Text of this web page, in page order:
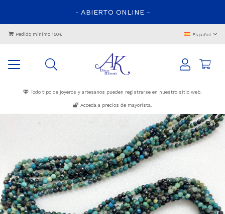
- ABIERTO ONLINE -
Pedido mínimo 150€ Español
Todo tipo de joyeros y artesanos pueden registrarse en nuestro sitio web.
Acceda a precios de mayorista.